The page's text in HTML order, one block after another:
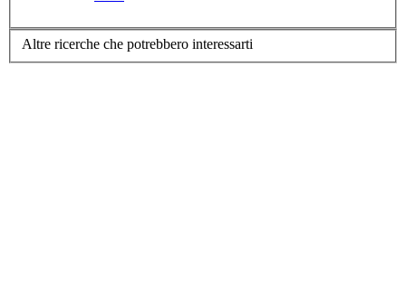
Altre ricerche che potrebbero interessarti